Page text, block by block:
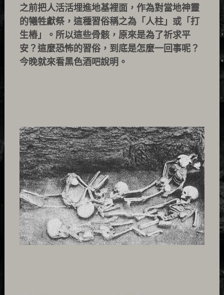
之前把人活活埋進地基裡面，作為對當地神靈
的犧牲獻祭，這種習俗稱之為「人柱」或「打
生樁」。所以這些骨骸，原來是為了祈求平
安？這麼恐怖的習俗，到底是怎麼一回事呢？
今晚就來看黑色酒吧說明。